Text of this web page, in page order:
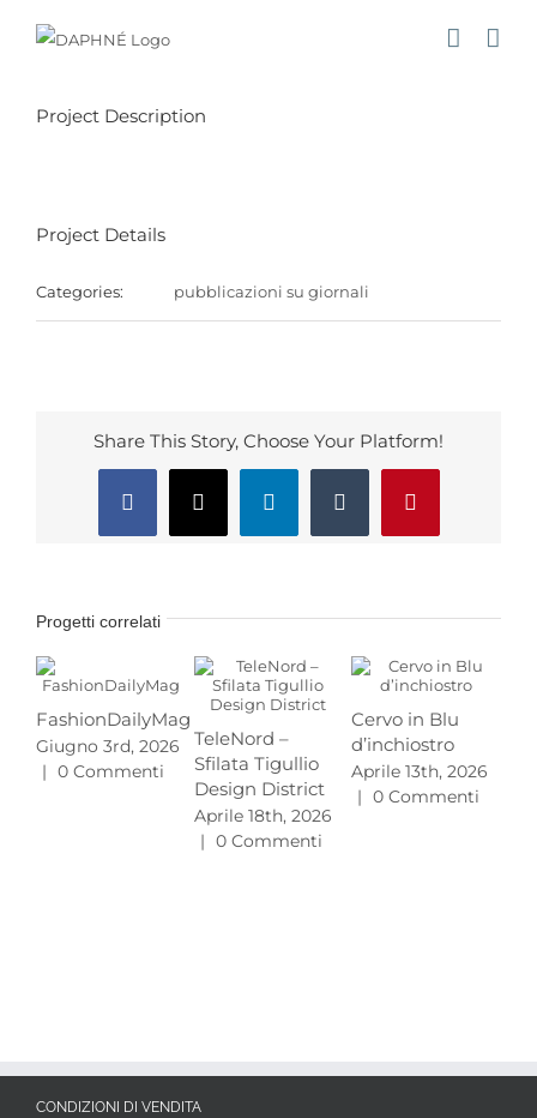
Project Description
Project Details
Categories: pubblicazioni su giornali
Share This Story, Choose Your Platform!
Facebook
X LinkedInTumblr Pinterest
Progetti correlati
FashionDailyMag
Giugno 3rd, 2026
| 0 Commenti
TeleNord –
Sfilata Tigullio
Design District
Aprile 18th, 2026
| 0 Commenti
Cervo in Blu
d’inchiostro
Aprile 13th, 2026
| 0 Commenti
CONDIZIONI DI VENDITA